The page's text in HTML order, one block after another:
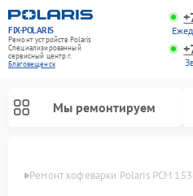
FIX-POLARIS
Ремонт устройств Polaris
Специализированный
cервисный центр г.
Благовещенск
Мы ремонтируем
Ремонт кофеварки Polaris PCM